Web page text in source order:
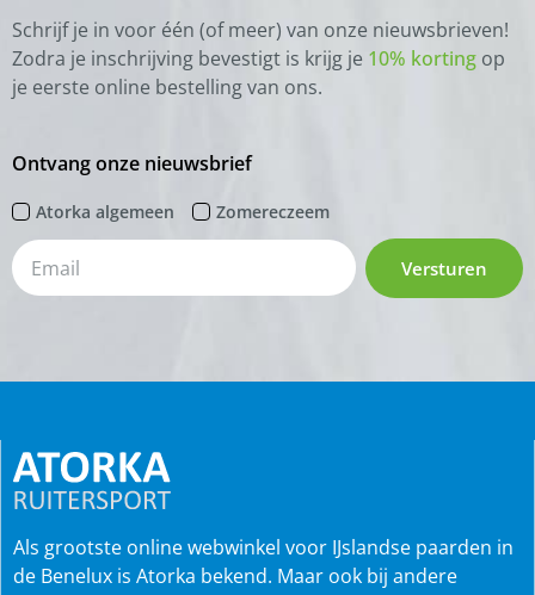
Schrijf je in voor één (of meer) van onze nieuwsbrieven!
Zodra je inschrijving bevestigt is krijg je 10% korting op
je eerste online bestelling van ons.
Ontvang onze nieuwsbrief
Atorka algemeen Zomereczeem
Versturen
Als grootste online webwinkel voor IJslandse paarden in
de Benelux is Atorka bekend. Maar ook bij andere